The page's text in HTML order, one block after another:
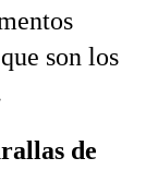
son los
de